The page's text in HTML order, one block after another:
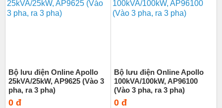
Bộ lưu điện Online Apollo
25kVA/25kW, AP9625 (Vào 3
pha, ra 3 pha)
0 đ
Bộ lưu điện Online Apollo
100kVA/100kW, AP96100
(Vào 3 pha, ra 3 pha)
0 đ